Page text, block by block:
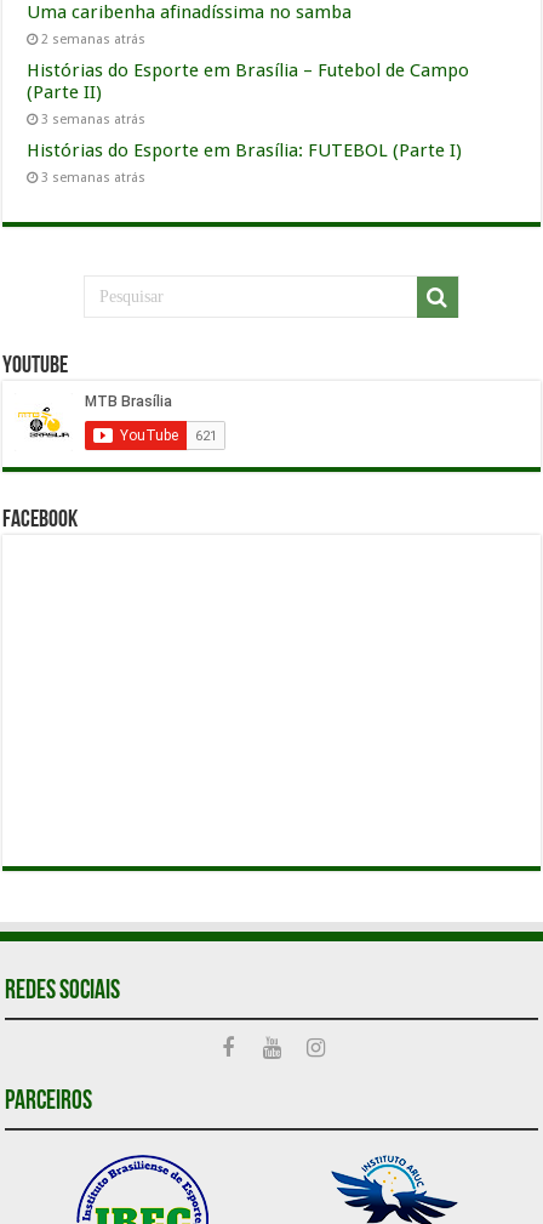
Uma caribenha afinadíssima no samba
2 semanas atrás
Histórias do Esporte em Brasília – Futebol de Campo
(Parte II)
3 semanas atrás
Histórias do Esporte em Brasília: FUTEBOL (Parte I)
3 semanas atrás
YouTube
Facebook
Redes Sociais
Parceiros